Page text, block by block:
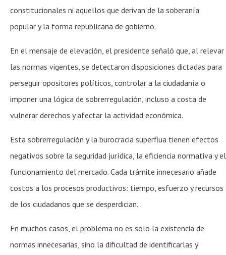
constitucionales ni aquellos que derivan de la soberanía
popular y la forma republicana de gobierno.
En el mensaje de elevación, el presidente señaló que, al relevar
las normas vigentes, se detectaron disposiciones dictadas para
perseguir opositores políticos, controlar a la ciudadanía o
imponer una lógica de sobrerregulación, incluso a costa de
vulnerar derechos y afectar la actividad económica.
Esta sobrerregulación y la burocracia superflua tienen efectos
negativos sobre la seguridad jurídica, la eficiencia normativa y el
funcionamiento del mercado. Cada trámite innecesario añade
costos a los procesos productivos: tiempo, esfuerzo y recursos
de los ciudadanos que se desperdician.
En muchos casos, el problema no es solo la existencia de
normas innecesarias, sino la dificultad de identificarlas y